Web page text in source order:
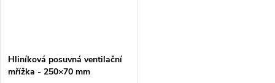
p
s
Hliníková posuvná ventilační
mřížka - 250×70 mm